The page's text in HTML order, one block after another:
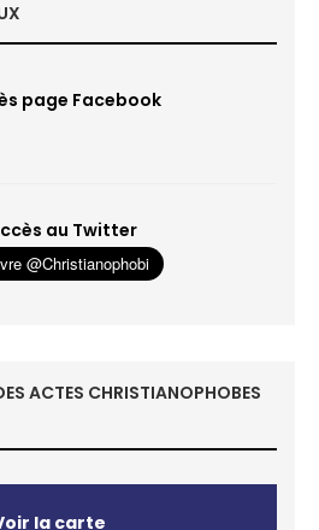
page Facebook
au Twitter
ACTES CHRISTIANOPHOBES
la carte